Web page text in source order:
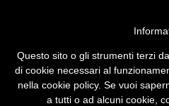
l'intero
512.000 linee di codice
Questo sito o gli strumenti terzi
di cookie necessari al
nella cookie policy. Se vuoi
a tutti o ad alcuni cookie,